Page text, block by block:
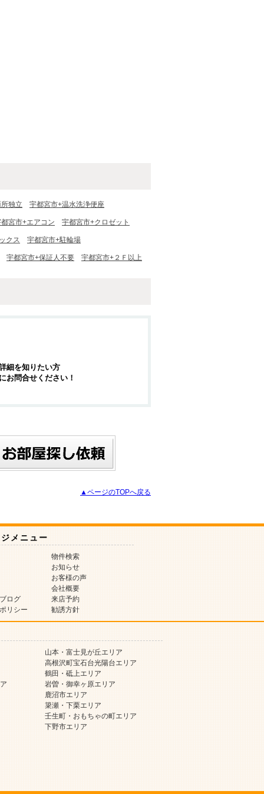
独立 宇都宮市+温水洗浄便座
宮市+エアコン 宇都宮市+クロゼット
クス 宇都宮市+駐輪場
宇都宮市+保証人不要 宇都宮市+２Ｆ以上
細を知りたい方
お問合せください！
▲ページのTOPへ戻る
メニュー
物件検索
お知らせ
お客様の声
会社概要
ログ
来店予約
リシー
勧誘方針
山本・富士見が丘エリア
高根沢町宝石台光陽台エリア
鶴田・砥上エリア
岩曽・御幸ヶ原エリア
鹿沼市エリア
簗瀬・下栗エリア
壬生町・おもちゃの町エリア
下野市エリア